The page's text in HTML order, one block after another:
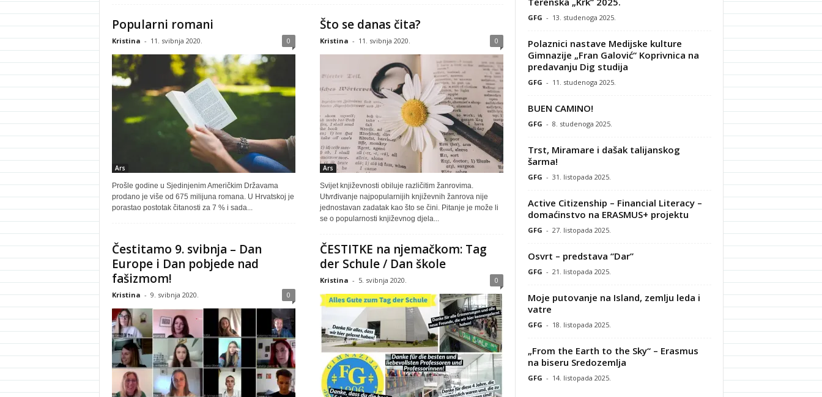
Popularni romani
Kristina - 11. svibnja 2020. 0
Ars
Prošle godine u Sjedinjenim Američkim Državama
prodano je više od 675 milijuna romana. U Hrvatskoj je
porastao postotak čitanosti za 7 % i sada...
Što se danas čita?
Kristina - 11. svibnja 2020. 0
Ars
Svijet književnosti obiluje različitim žanrovima.
Utvrđivanje najpopularnijih književnih žanrova nije
jednostavan zadatak kao što se čini. Pitanje je može li
se o popularnosti književnog djela...
Čestitamo 9. svibnja – Dan
Europe i Dan pobjede nad
fašizmom!
Kristina - 9. svibnja 2020. 0
ČESTITKE na njemačkom: Tag
der Schule / Dan škole
Kristina - 5. svibnja 2020. 0
GFG - 13. studenoga 2025.
Polaznici nastave Medijske kulture
Gimnazije „Fran Galović“ Koprivnica na
predavanju Dig studija
GFG - 11. studenoga 2025.
BUEN CAMINO!
GFG - 8. studenoga 2025.
Trst, Miramare i dašak talijanskog
šarma!
GFG - 31. listopada 2025.
Active Citizenship – Financial Literacy –
domaćinstvo na ERASMUS+ projektu
GFG - 27. listopada 2025.
Osvrt – predstava “Dar”
GFG - 21. listopada 2025.
Moje putovanje na Island, zemlju leda i
vatre
GFG - 18. listopada 2025.
„From the Earth to the Sky“ – Erasmus
na biseru Sredozemlja
GFG - 14. listopada 2025.